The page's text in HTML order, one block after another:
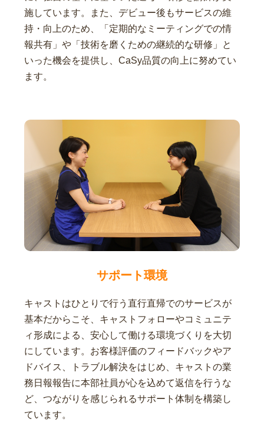
施しています。また、デビュー後もサービスの維
持・向上のため、「定期的なミーティングでの情
報共有」や「技術を磨くための継続的な研修」と
いった機会を提供し、CaSy品質の向上に努めてい
ます。
サポート環境
キャストはひとりで行う直行直帰でのサービスが
基本だからこそ、キャストフォローやコミュニテ
ィ形成による、安心して働ける環境づくりを大切
にしています。お客様評価のフィードバックやア
ドバイス、トラブル解決をはじめ、キャストの業
務日報報告に本部社員が心を込めて返信を行うな
ど、つながりを感じられるサポート体制を構築し
ています。